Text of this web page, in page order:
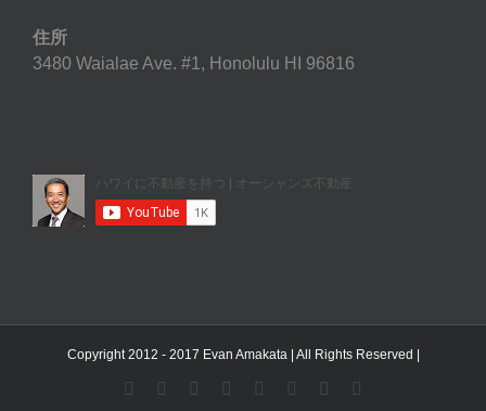
住所
3480 Waialae Ave. #1, Honolulu HI 96816
Copyright 2012 - 2017 Evan Amakata | All Rights Reserved |
YouTubeFacebookInstagramLinkedIn
Skype PinterestTumblr